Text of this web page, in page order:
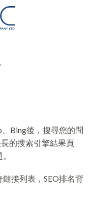
、Bing後，搜尋您的問
的搜索引擎結果頁
接列表，SEO排名背